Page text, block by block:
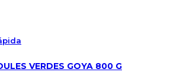
VERDES GOYA 800 G